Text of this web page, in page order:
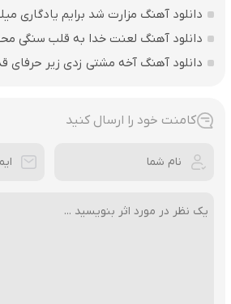
دانلود آهنگ مزارت شد برایم یادگاری
دانلود آهنگ لعنت خدا به قلب سنگی
دانلود آهنگ آخه مشتی زدی زیر حرفای
کامنت خود را ارسال کنید